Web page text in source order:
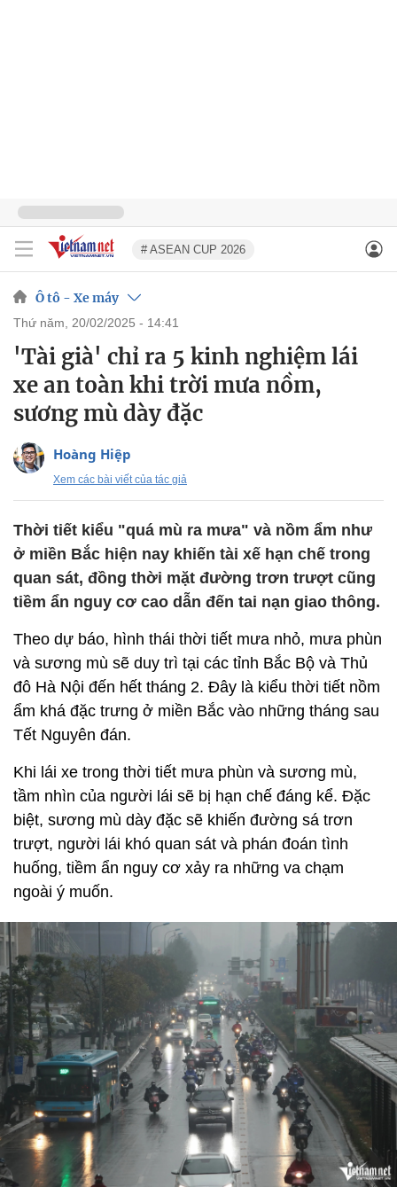
# ASEAN CUP 2026
Ô tô - Xe máy
thứ năm, 20/02/2025 - 14:41
'Tài già' chỉ ra 5 kinh nghiệm lái
xe an toàn khi trời mưa nồm,
sương mù dày đặc
Hoàng Hiệp
Xem các bài viết của tác giả
Thời tiết kiểu "quá mù ra mưa" và nồm ẩm như
ở miền Bắc hiện nay khiến tài xế hạn chế trong
quan sát, đồng thời mặt đường trơn trượt cũng
tiềm ẩn nguy cơ cao dẫn đến tai nạn giao thông.
Theo dự báo, hình thái thời tiết mưa nhỏ, mưa phùn
và sương mù sẽ duy trì tại các tỉnh Bắc Bộ và Thủ
đô Hà Nội đến hết tháng 2. Đây là kiểu thời tiết nồm
ẩm khá đặc trưng ở miền Bắc vào những tháng sau
Tết Nguyên đán.
Khi lái xe trong thời tiết mưa phùn và sương mù,
tầm nhìn của người lái sẽ bị hạn chế đáng kể. Đặc
biệt, sương mù dày đặc sẽ khiến đường sá trơn
trượt, người lái khó quan sát và phán đoán tình
huống, tiềm ẩn nguy cơ xảy ra những va chạm
ngoài ý muốn.